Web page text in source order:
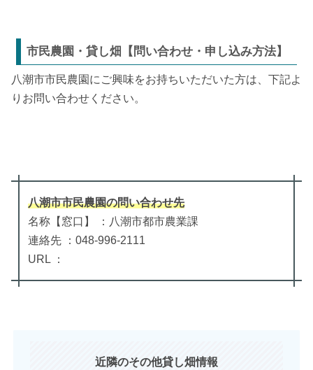
市民農園・貸し畑【問い合わせ・申し込み方法】
八潮市市民農園にご興味をお持ちいただいた方は、下記よ
りお問い合わせください。
八潮市市民農園の問い合わせ先
名称【窓口】 ：八潮市都市農業課
連絡先 ：048-996-2111
URL ：
近隣のその他貸し畑情報